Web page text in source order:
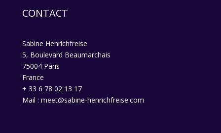
CONTACT
Sabine Henrichfreise
5, Boulevard Beaumarchais
75004 Paris
France
+ 33 6 78 02 13 17
Mail : meet@sabine-henrichfreise.com